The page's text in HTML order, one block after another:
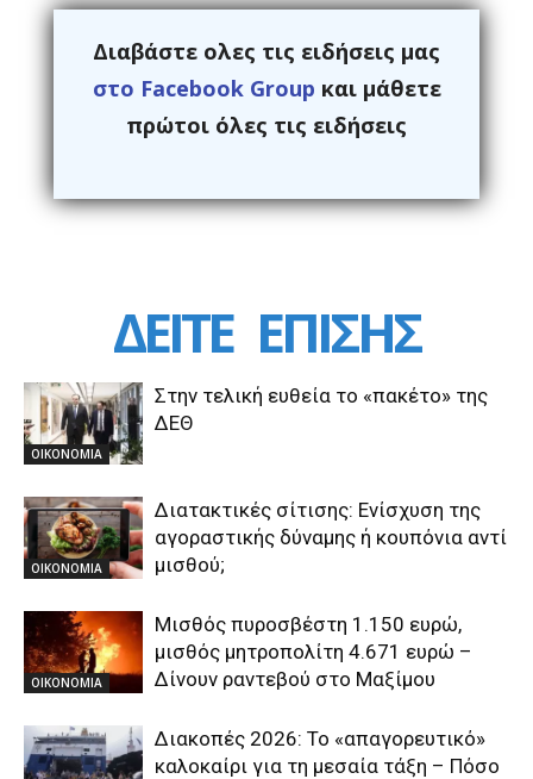
Διαβάστε ολες τις ειδήσεις μας
στο Facebook Group και μάθετε
πρώτοι όλες τις ειδήσεις
ΔΕΙΤΕ ΕΠΙΣΗΣ
ΟΙΚΟΝΟΜΙΑ
Στην τελική ευθεία το «πακέτο» της
ΔΕΘ
ΟΙΚΟΝΟΜΙΑ
Διατακτικές σίτισης: Ενίσχυση της
αγοραστικής δύναμης ή κουπόνια αντί
μισθού;
ΟΙΚΟΝΟΜΙΑ
Μισθός πυροσβέστη 1.150 ευρώ,
μισθός μητροπολίτη 4.671 ευρώ –
Δίνουν ραντεβού στο Μαξίμου
Διακοπές 2026: Το «απαγορευτικό»
καλοκαίρι για τη μεσαία τάξη – Πόσο